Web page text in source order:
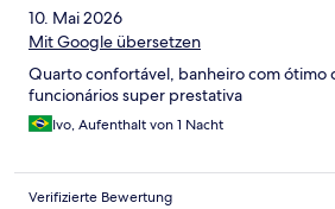
10. Mai 2026
Mit Google übersetzen
Quarto confortável, banheiro com ótimo
funcionários super prestativa
Ivo, Aufenthalt von 1 Nacht
Verifizierte Bewertung